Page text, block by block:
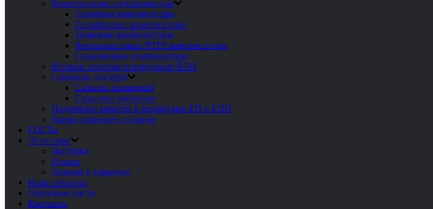
Компенсаторы трубопроводов
Линзовые компенсаторы
Сильфонные компенсаторы
Тканевые компенсаторы
Фторопластовые PTFE компенсаторы
Сальниковые компенсаторы
Вставки электроизолирующие ВЭИ
Сальники для труб
Сальник нажимной
Сальники набивные
Подземные емкости и резервуары ЕП и ЕПП
Краны шаровые стальные
ГОСТы
Логистика
Доставка
Оплата
Возврат и гарантии
Наши объекты
Опросные листы
Контакты